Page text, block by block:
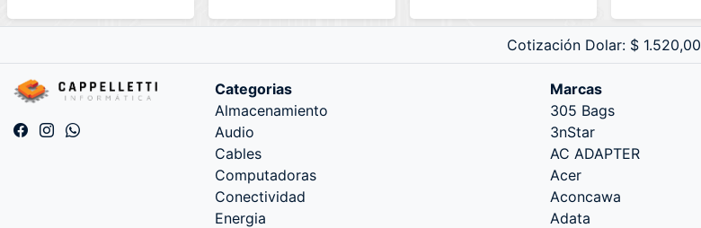
Cotización Dolar: $ 1.520,00
Categorias
Almacenamiento
Audio
Cables
Computadoras
Conectividad
Energia
Marcas
305 Bags
3nStar
AC ADAPTER
Acer
Aconcawa
Adata